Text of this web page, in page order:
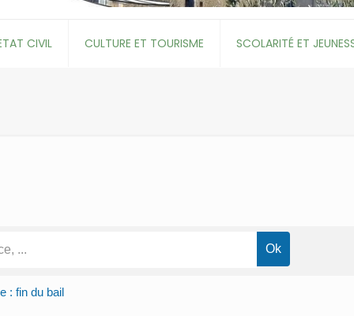
CIVIL CULTURE ET TOURISME SCOLARITÉ ET
: fin du bail